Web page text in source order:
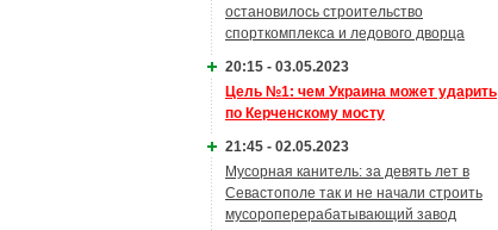
остановилось строительство
спорткомплекса и ледового дворца
20:15 - 03.05.2023
Цель №1: чем Украина может ударить
по Керченскому мосту
21:45 - 02.05.2023
Мусорная канитель: за девять лет в
Севастополе так и не начали строить
мусороперерабатывающий завод